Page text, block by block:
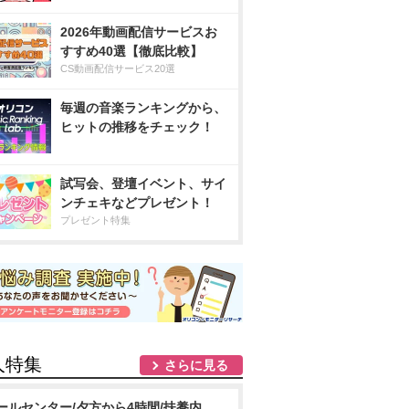
2026年動画配信サービスお
すすめ40選【徹底比較】
CS動画配信サービス20選
毎週の音楽ランキングから、
ヒットの推移をチェック！
試写会、登壇イベント、サイ
ンチェキなどプレゼント！
プレゼント特集
特集 さらに見る